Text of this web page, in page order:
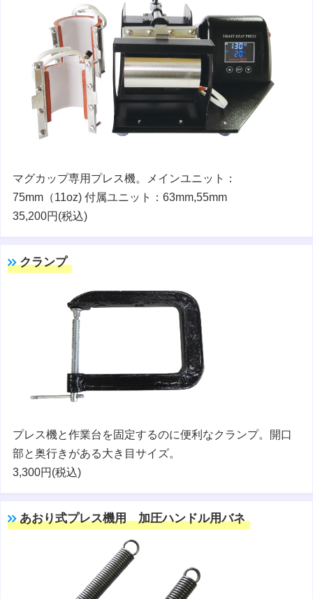
マグカップ専用プレス機。メインユニット：
75mm（11oz) 付属ユニット：63mm,55mm
35,200円(税込)
クランプ
プレス機と作業台を固定するのに便利なクランプ。開口
部と奥行きがある大き目サイズ。
3,300円(税込)
あおり式プレス機用 加圧ハンドル用バネ